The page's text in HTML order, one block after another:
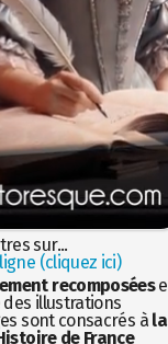
sur...
(cliquez ici)
recomposées
illustrations
sont consacrés à la
de France